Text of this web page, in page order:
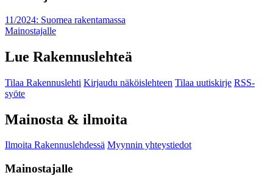
11/2024: Suomea rakentamassa
Mainostajalle
Lue Rakennuslehteä
Tilaa Rakennuslehti Kirjaudu näköislehteen Tilaa uutiskirje RSS-
syöte
Mainosta & ilmoita
Ilmoita Rakennuslehdessä Myynnin yhteystiedot
Mainostajalle